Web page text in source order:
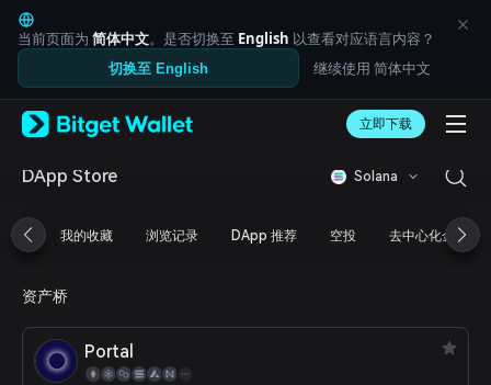
English
日本語
Tiếng Việt
Русский
Español (Latinoamérica)
Türkçe
Français
简体中文
繁體中文
Bahasa Indonesia
ภาษาไทย
العربية
当前页面为 简体中文。是否切换至 English 以查看对应语言内容？
切换至 English 继续使用 简体中文
立即下载
DApp Store Solana
我的收藏 浏览记录 DApp 推荐 空投 去中心化金融
资产桥
Portal